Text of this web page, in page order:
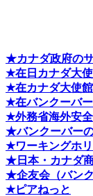
★カナダ政府の
★在日カナダ大
★在カナダ大使
★在バンクーバ
★外務省海外安
★バンクーバー
★ワーキングホ
★日本・カナダ
★企友会（バンク
★ピアねっと